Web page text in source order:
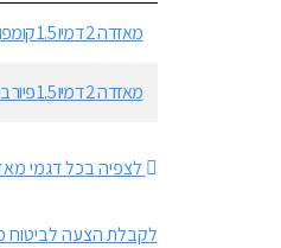
מאזדה 2 דמיו 1.5 קומפורט אוטומט
מאזדה 2 דמיו 1.5 פיור בלק אוטומט
לצפיה בכל דגמי מאזדה 2 מכל
לקבלת הצעה לביטוח